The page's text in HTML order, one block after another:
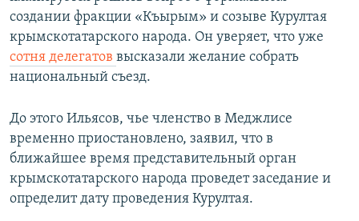
создании фракции «Къырым» и созыве Курултая
крымскотатарского народа. Он уверяет, что уже
сотня делегатов высказали желание собрать
национальный съезд.
До этого Ильясов, чье членство в Меджлисе
временно приостановлено, заявил, что в
ближайшее время представительный орган
крымскотатарского народа проведет заседание и
определит дату проведения Курултая.